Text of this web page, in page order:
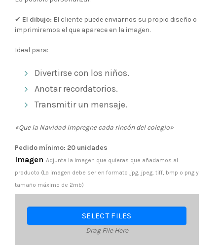
✔ El dibujo: El cliente puede enviarnos su propio diseño o
imprimiremos el que aparece en la imagen.
Ideal para:
Divertirse con los niños.
Anotar recordatorios.
Transmitir un mensaje.
«Que la Navidad impregne cada rincón del colegio»
Pedido mínimo: 20 unidades
Imagen Adjunta la imagen que quieras que añadamos al
producto (La imagen debe ser en formato .jpg, jpeg, tiff, bmp o png y
tamaño máximo de 2mb)
SELECT FILES
Drag File Here